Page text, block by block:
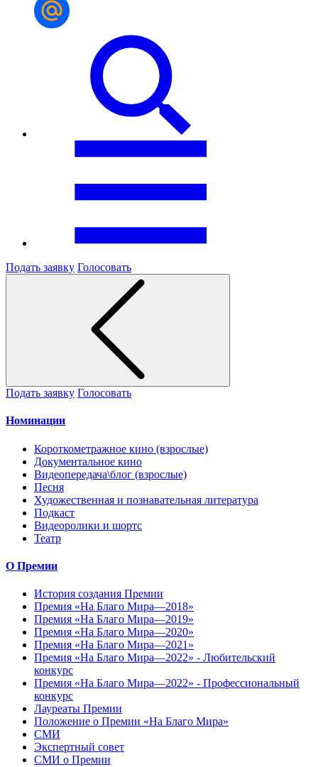
Подать заявку Голосовать
Подать заявку Голосовать
Номинации
Короткометражное кино (взрослые)
Документальное кино
Видеопередача\блог (взрослые)
Песня
Художественная и познавательная литература
Подкаст
Видеоролики и шортс
Театр
О Премии
История создания Премии
Премия «На Благо Мира—2018»
Премия «На Благо Мира—2019»
Премия «На Благо Мира—2020»
Премия «На Благо Мира—2021»
Премия «На Благо Мира—2022» - Любительский
конкурс
Премия «На Благо Мира—2022» - Профессиональный
конкурс
Лауреаты Премии
Положение о Премии «На Благо Мира»
СМИ
Экспертный совет
СМИ о Премии